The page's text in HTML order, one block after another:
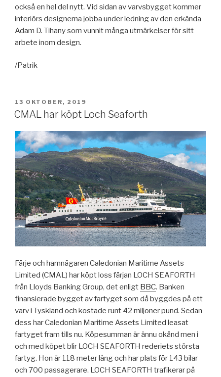
också en hel del nytt. Vid sidan av varvsbygget kommer
interiörs designerna jobba under ledning av den erkända
Adam D. Tihany som vunnit många utmärkelser för sitt
arbete inom design.
/Patrik
PUBLICERAT
13 OKTOBER, 2019
CMAL har köpt Loch Seaforth
Färje och hamnägaren Caledonian Maritime Assets
Limited (CMAL) har köpt loss färjan LOCH SEAFORTH
från Lloyds Banking Group, det enligt BBC. Banken
finansierade bygget av fartyget som då byggdes på ett
varv i Tyskland och kostade runt 42 miljoner pund. Sedan
dess har Caledonian Maritime Assets Limited leasat
fartyget fram tills nu. Köpesumman är ännu okänd men i
och med köpet blir LOCH SEAFORTH rederiets största
fartyg. Hon är 118 meter lång och har plats för 143 bilar
och 700 passagerare. LOCH SEAFORTH trafikerar på